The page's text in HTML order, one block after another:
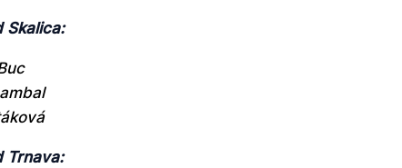
Skalica:
Trnava: